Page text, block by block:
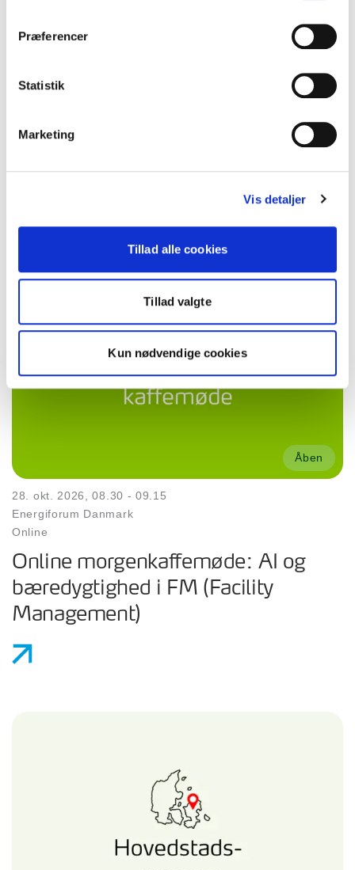
Præferencer
Statistik
Marketing
Vis detaljer
Tillad alle cookies
Tillad valgte
Kun nødvendige cookies
Fælleshuset på Bispebjerg – når
virkelighed
Åben
28. okt. 2026, 08.30 - 09.15
Energiforum Danmark
Online
Online morgenkaffemøde: AI og
bæredygtighed i FM (Facility
Management)